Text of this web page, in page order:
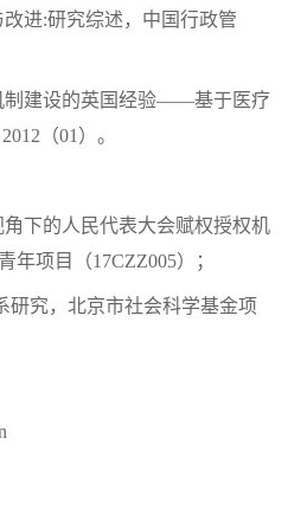
进:研究综述，中国行政管
制建设的英国经验——基于医疗
（01）。
下的人民代表大会赋权授权机
年项目（17CZZ005）；
研究，北京市社会科学基金项